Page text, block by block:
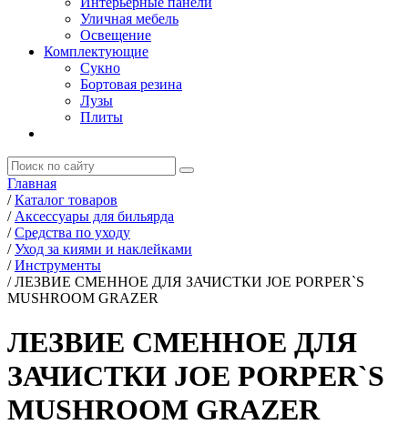
Уличная мебель
Освещение
Комплектующие
Сукно
Бортовая резина
Лузы
Плиты
Главная
/ Каталог товаров
/ Аксессуары для бильярда
/ Средства по уходу
/ Уход за киями и наклейками
/ Инструменты
/ ЛЕЗВИЕ СМЕННОЕ ДЛЯ ЗАЧИСТКИ JOE PORPER`S
MUSHROOM GRAZER
ЛЕЗВИЕ СМЕННОЕ ДЛЯ
ЗАЧИСТКИ JOE PORPER`S
MUSHROOM GRAZER